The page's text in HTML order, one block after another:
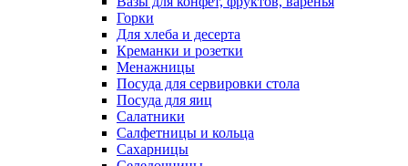
Горки
Для хлеба и десерта
Креманки и розетки
Менажницы
Посуда для сервировки стола
Посуда для яиц
Салатники
Салфетницы и кольца
Сахарницы